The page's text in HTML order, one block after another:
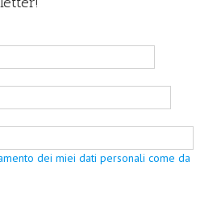
dei miei dati personali come da